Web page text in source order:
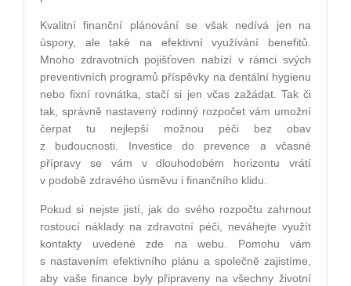
Kvalitní finanční plánování se však nedívá jen na
úspory, ale také na efektivní využívání benefitů.
Mnoho zdravotních pojišťoven nabízí v rámci svých
preventivních programů příspěvky na dentální hygienu
nebo fixní rovnátka, stačí si jen včas zažádat. Tak či
tak, správně nastavený rodinný rozpočet vám umožní
čerpat tu nejlepší možnou péči bez obav
z budoucnosti. Investice do prevence a včasné
přípravy se vám v dlouhodobém horizontu vrátí
v podobě zdravého úsměvu i finančního klidu.
Pokud si nejste jistí, jak do svého rozpočtu zahrnout
rostoucí náklady na zdravotní péči, neváhejte využít
kontakty uvedené zde na webu. Pomohu vám
s nastavením efektivního plánu a společně zajistíme,
aby vaše finance byly připraveny na všechny životní